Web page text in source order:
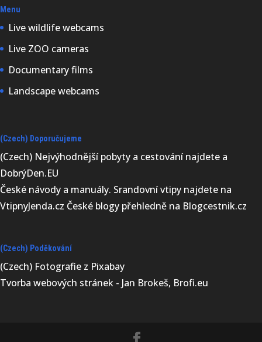
Menu
Live wildlife webcams
Live ZOO cameras
Documentary films
Landscape webcams
(Czech) Doporučujeme
(Czech) Nejvýhodnější pobyty a cestování najdete a
DobrýDen.EU
České návody a manuály. Srandovní vtipy najdete na
VtipnyJenda.cz České blogy přehledně na Blogcestnik.cz
(Czech) Poděkování
(Czech) Fotografie z Pixabay
Tvorba webových stránek - Jan Brokeš, Brofi.eu